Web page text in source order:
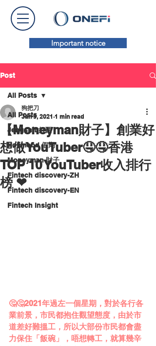
Important notice
Post
All Posts
Jengshit 好西
Holimood 假期
Moneyman 財子
Fintech discovery-ZH
Fintech discovery-EN
Fintech Insight
All Posts
【Moneyman財子】創業好
想做YouTuber🤤🤤香港
TOP 10 YouTuber收入排行
榜 ❤
狗把刀
Jan 9, 2021 1 min read
🤔🤔2021年過左一個星期，對於各行各
業前景，市民都抱住觀望態度，由於市
道差好難搵工，所以大部份市民都會盡
力保住「飯碗」，唔想轉工，就算幾辛